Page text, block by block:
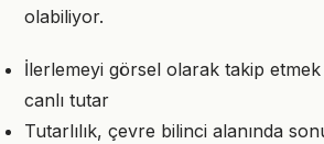
olabiliyor.
İlerlemeyi görsel olarak takip
canlı tutar
Tutarlılık, çevre bilinci alanında